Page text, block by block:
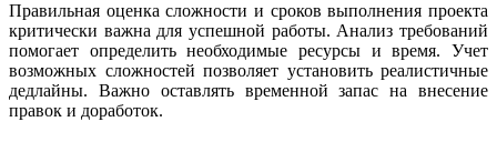
Правильная оценка сложности и сроков выполнения проекта
критически важна для успешной работы. Анализ требований
помогает определить необходимые ресурсы и время. Учет
возможных сложностей позволяет установить реалистичные
дедлайны. Важно оставлять временной запас на внесение
правок и доработок.